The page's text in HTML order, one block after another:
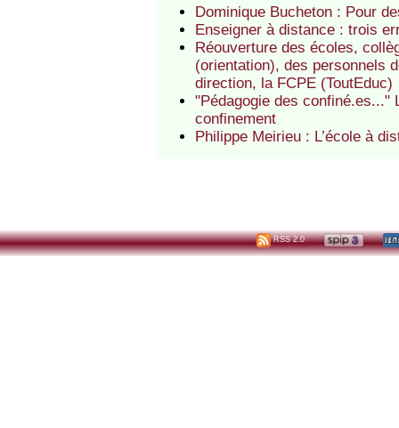
Dominique Bucheton : Pour
Enseigner à distance : trois
Réouverture des écoles,
(orientation), des personnels
direction, la FCPE (ToutEduc)
"Pédagogie des confiné.es..."
confinement
Philippe Meirieu : L’école à
RSS 2.0